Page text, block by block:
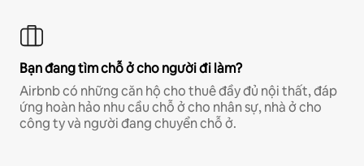
Bạn đang tìm chỗ ở cho người đi làm?
Airbnb có những căn hộ cho thuê đầy đủ nội thất, đáp
ứng hoàn hảo nhu cầu chỗ ở cho nhân sự, nhà ở cho
công ty và người đang chuyển chỗ ở.